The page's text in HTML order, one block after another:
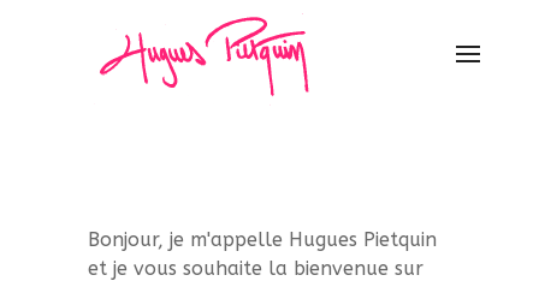
Bonjour, je m'appelle Hugues Pietquin
et je vous souhaite la bienvenue sur